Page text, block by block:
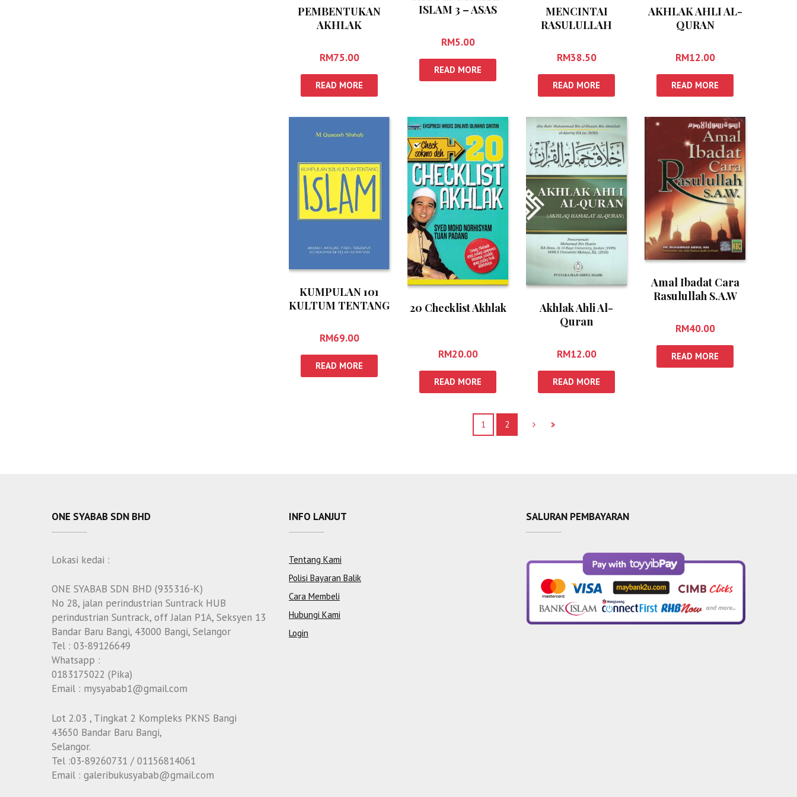
PEMBENTUKAN
AKHLAK
RM75.00
READ MORE
ISLAM 3 – ASAS
AKHLAQ
RM5.00
READ MORE
MENCINTAI
RASULULLAH
RM38.50
READ MORE
AKHLAK AHLI AL-
QURAN
RM12.00
READ MORE
KUMPULAN 101
KULTUM TENTANG
RM69.00
READ MORE
20 Checklist Akhlak
RM20.00
READ MORE
Akhlak Ahli Al-
Quran
RM12.00
READ MORE
Amal Ibadat Cara
Rasulullah S.A.W
RM40.00
READ MORE
1 2
ONE SYABAB SDN BHD
Lokasi kedai :
ONE SYABAB SDN BHD (935316-K)
No 28, jalan perindustrian Suntrack HUB
perindustrian Suntrack, off Jalan P1A, Seksyen 13
Bandar Baru Bangi, 43000 Bangi, Selangor
Tel : 03-89126649
Whatsapp :
0183175022 (Pika)
Email : mysyabab1@gmail.com
Lot 2.03 , Tingkat 2 Kompleks PKNS Bangi
43650 Bandar Baru Bangi,
Selangor.
Tel :03-89260731 / 01156814061
Email : galeribukusyabab@gmail.com
INFO LANJUT
Tentang Kami
Polisi Bayaran Balik
Cara Membeli
Hubungi Kami
Login
SALURAN PEMBAYARAN